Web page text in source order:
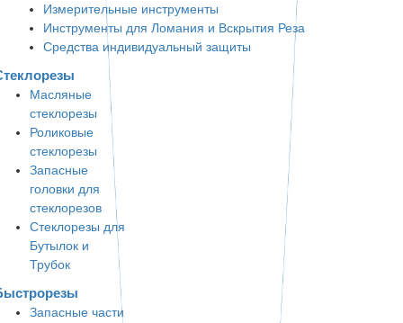
Измерительные инструменты
Инструменты для Ломания и Вскрытия Реза
Средства индивидуальный защиты
Масляные
стеклорезы
Роликовые
стеклорезы
Запасные
головки для
стеклорезов
Стеклорезы для
Бутылок и
Трубок
Запасные части